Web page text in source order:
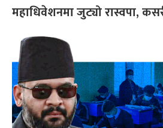
महाधिवेशनमा जुट्यो रास्वपा,